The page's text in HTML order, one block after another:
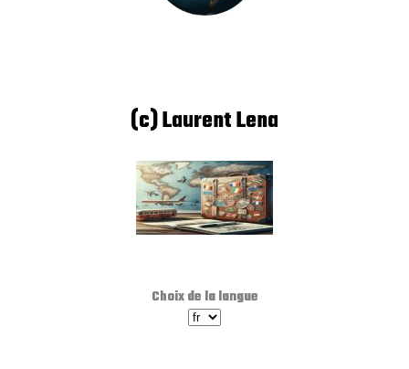
(c) Laurent Lena
Choix de la langue